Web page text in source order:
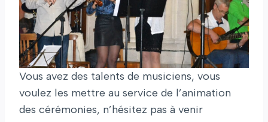
Vous avez des talents de musiciens, vous
voulez les mettre au service de l’animation
des cérémonies, n’hésitez pas à venir